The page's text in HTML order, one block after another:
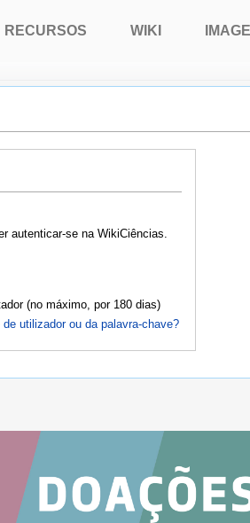
autenticar-se na WikiCiências.
(no máximo, por 180 dias)
utilizador ou da palavra-chave?
RECURSOS WIKI